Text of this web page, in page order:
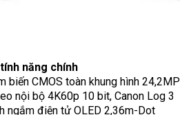
năng chính
biến CMOS toàn khung hình 24,2MP
nội bộ 4K60p 10 bit, Canon Log 3
ngắm điện tử OLED 2,36m-Dot